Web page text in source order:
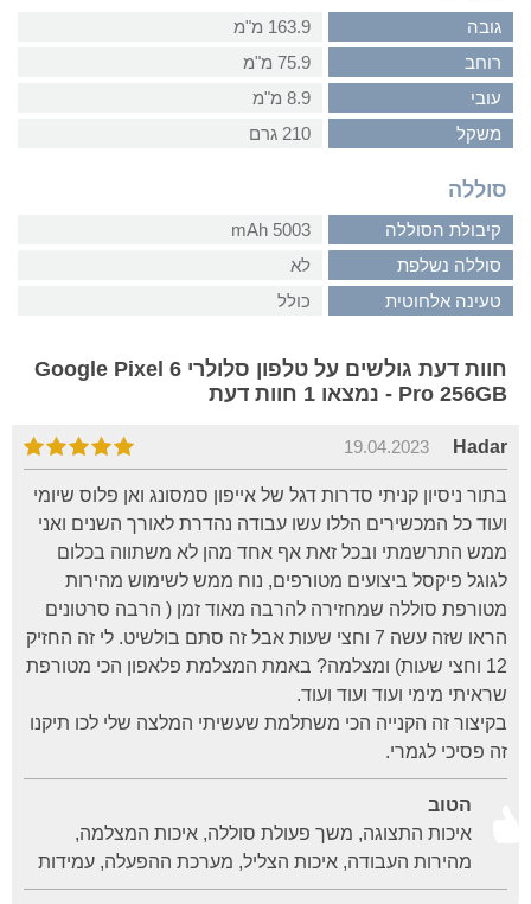
גובה
163.9 מ"מ
רוחב
75.9 מ"מ
עובי
8.9 מ"מ
משקל
210 גרם
סוללה
קיבולת הסוללה
5003 mAh
סוללה נשלפת
לא
טעינה אלחוטית
כולל
חוות דעת גולשים על טלפון סלולרי Google Pixel 6
Pro 256GB - נמצאו 1 חוות דעת
Hadar
19.04.2023
בתור ניסיון קניתי סדרות דגל של אייפון סמסונג ואן פלוס שיומי
ועוד כל המכשירים הללו עשו עבודה נהדרת לאורך השנים ואני
ממש התרשמתי ובכל זאת אף אחד מהן לא משתווה בכלום
לגוגל פיקסל ביצועים מטורפים, נוח ממש לשימוש מהירות
מטורפת סוללה שמחזירה להרבה מאוד זמן ( הרבה סרטונים
הראו שזה עשה 7 וחצי שעות אבל זה סתם בולשיט. לי זה החזיק
12 וחצי שעות) ומצלמה? באמת המצלמת פלאפון הכי מטורפת
שראיתי מימי ועוד ועוד ועוד.
בקיצור זה הקנייה הכי משתלמת שעשיתי המלצה שלי לכו תיקנו
זה פסיכי לגמרי.
הטוב
איכות התצוגה, משך פעולת סוללה, איכות המצלמה,
מהירות העבודה, איכות הצליל, מערכת ההפעלה, עמידות